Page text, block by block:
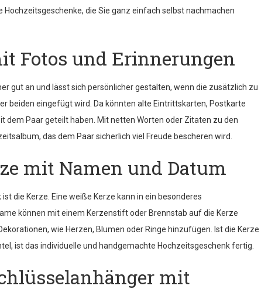
die Sie ganz einfach selbst nachmachen
Fotos und Erinnerungen
gut an und lässt sich persönlicher gestalten, wenn die zusätzlich zu
beiden eingefügt wird. Da könnten alte Eintrittskarten, Postkarte
dem Paar geteilt haben. Mit netten Worten oder Zitaten zu den
das dem Paar sicherlich viel Freude bescheren wird.
mit Namen und Datum
die Kerze. Eine weiße Kerze kann in ein besonderes
können mit einem Kerzenstift oder Brennstab auf die Kerze
wie Herzen, Blumen oder Ringe hinzufügen. Ist die Kerze
ist das individuelle und handgemachte Hochzeitsgeschenk fertig.
mit